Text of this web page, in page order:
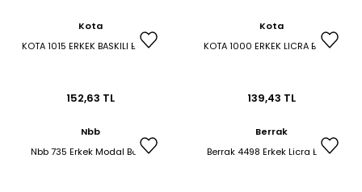
Kota
KOTA 1015 ERKEK BASKILI BOXER
152,63 TL
Kota
KOTA 1000 ERKEK LICRA BOXER
139,43 TL
Nbb
Nbb 735 Erkek Modal Boxer
Berrak
Berrak 4498 Erkek Licra Boxer